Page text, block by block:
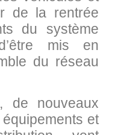
de la rentrée
du système
mis en
du réseau
de nouveaux
et